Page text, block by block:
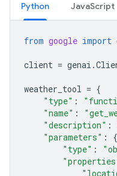
Python JavaScript
from google import
client = genai .
weather_tool = {
"type" :
"name" :
"description" :
"parameters" :
{
"type" :